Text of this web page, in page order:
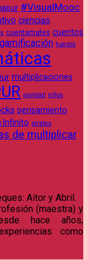
#VisualMooc
ciencias
cuentamates cuentos
gamificación huevos
multiplicaciones
navidad niños
pensamiento
Infinito piratas
de multiplicar
Aitor y Abril.
(maestra) y
hace años,
como